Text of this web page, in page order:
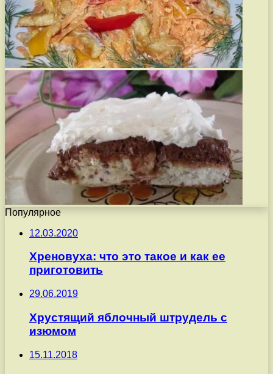
Популярное
12.03.2020
Хреновуха: что это такое и как ее
приготовить
29.06.2019
Хрустящий яблочный штрудель с
изюмом
15.11.2018